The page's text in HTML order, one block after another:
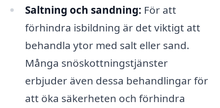
Saltning och sandning: För att
förhindra isbildning är det viktigt att
behandla ytor med salt eller sand.
Många snöskottningstjänster
erbjuder även dessa behandlingar för
att öka säkerheten och förhindra